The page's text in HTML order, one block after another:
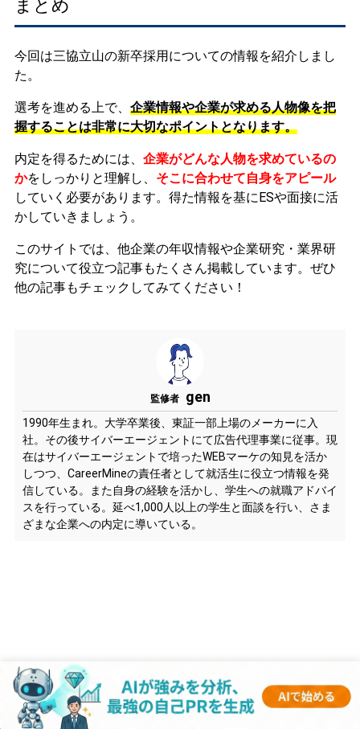
まとめ
今回は三協立山の新卒採用についての情報を紹介しまし
た。
選考を進める上で、 企業情報や企業が求める人物像を把
握することは非常に大切なポイントとなります。
内定を得るためには、 企業がどんな人物を求めているの
かをしっかりと理解し、 そこに合わせて自身をアピール
していく必要があります。 得た情報を基にESや面接に活
かしていきましょう。
このサイトでは、他企業の年収情報や企業研究・業界研
究について役立つ記事もたくさん掲載しています。ぜひ
他の記事もチェックしてみてください！
監修者 gen
1990年生まれ。大学卒業後、東証一部上場のメーカーに入
社。その後サイバーエージェントにて広告代理事業に従事。現
在はサイバーエージェントで培ったWEBマーケの知見を活か
しつつ、CareerMineの責任者として就活生に役立つ情報を発
信している。また自身の経験を活かし、学生への就職アドバイ
スを行っている。延べ1,000人以上の学生と面談を行い、さま
ざまな企業への内定に導いている。